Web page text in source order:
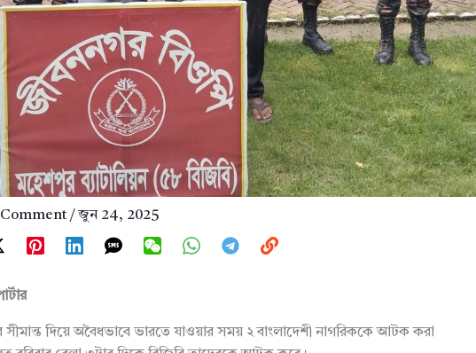
Comment /জুন 24, 2025
দিয়ে অবৈধভাবে ভারতে যাওয়ার সময় ২ বাংলাদেশী নাগরিককে আটক করা